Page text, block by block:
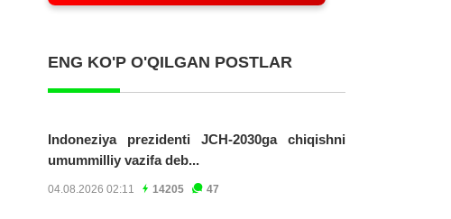
ENG KO'P O'QILGAN POSTLAR
Indoneziya prezidenti JCH-2030ga chiqishni
umummilliy vazifa deb...
04.08.2026 02:11 14205 47